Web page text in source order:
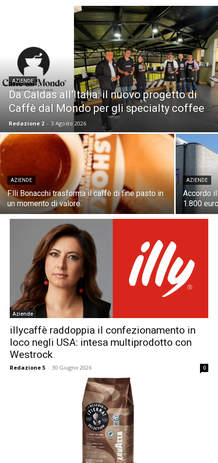
AZIENDE
Da Caldas all’Italia: il nuovo progetto di
Caffè dal Mondo per gli specialty coffee
Redazione 2 - 3 Agosto 2026
AZIENDE
F.lli Bonacchi trasforma il caffè di fine pasto in
un momento di valore
AZIENDE
Accordo
1.800
Aziende
illycaffè raddoppia il confezionamento in
loco negli USA: intesa multiprodotto con
Westrock
Redazione 5 - 30 Giugno 2026 0